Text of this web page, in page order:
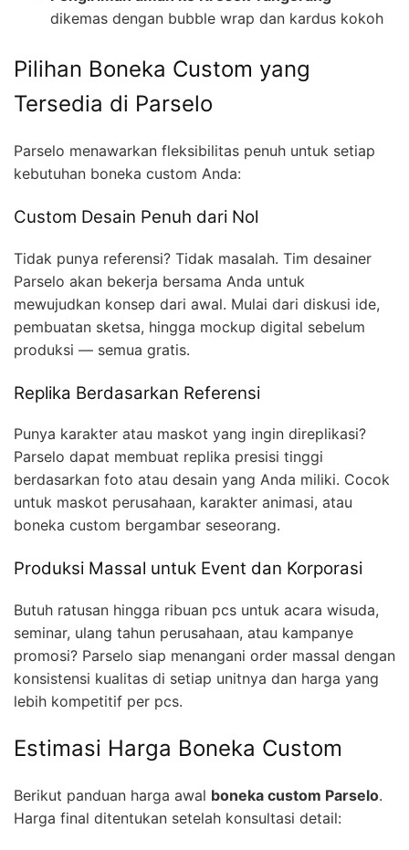
dikemas dengan bubble wrap dan kardus kokoh
Pilihan Boneka Custom yang
Tersedia di Parselo
Parselo menawarkan fleksibilitas penuh untuk setiap
kebutuhan boneka custom Anda:
Custom Desain Penuh dari Nol
Tidak punya referensi? Tidak masalah. Tim desainer
Parselo akan bekerja bersama Anda untuk
mewujudkan konsep dari awal. Mulai dari diskusi ide,
pembuatan sketsa, hingga mockup digital sebelum
produksi — semua gratis.
Replika Berdasarkan Referensi
Punya karakter atau maskot yang ingin direplikasi?
Parselo dapat membuat replika presisi tinggi
berdasarkan foto atau desain yang Anda miliki. Cocok
untuk maskot perusahaan, karakter animasi, atau
boneka custom bergambar seseorang.
Produksi Massal untuk Event dan Korporasi
Butuh ratusan hingga ribuan pcs untuk acara wisuda,
seminar, ulang tahun perusahaan, atau kampanye
promosi? Parselo siap menangani order massal dengan
konsistensi kualitas di setiap unitnya dan harga yang
lebih kompetitif per pcs.
Estimasi Harga Boneka Custom
Berikut panduan harga awal boneka custom Parselo.
Harga final ditentukan setelah konsultasi detail: